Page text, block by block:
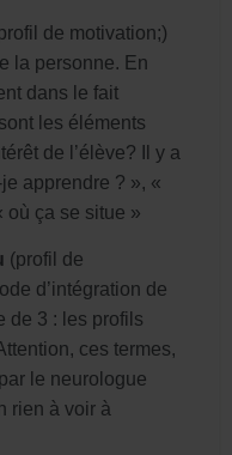
de motivation;)
la personne. En
dans le fait
les éléments
de l’élève? Il y a
apprendre ? », «
où ça se situe »
(profil de
d’intégration de
de 3 : les profils
ces termes,
le neurologue
rien à voir à